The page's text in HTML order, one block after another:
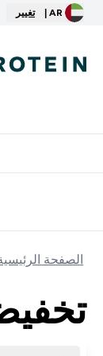
AR | تغيير
الصفحة